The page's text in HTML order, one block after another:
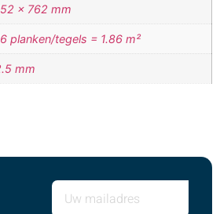
x 762 mm
planken/tegels = 1.86 m²
mm